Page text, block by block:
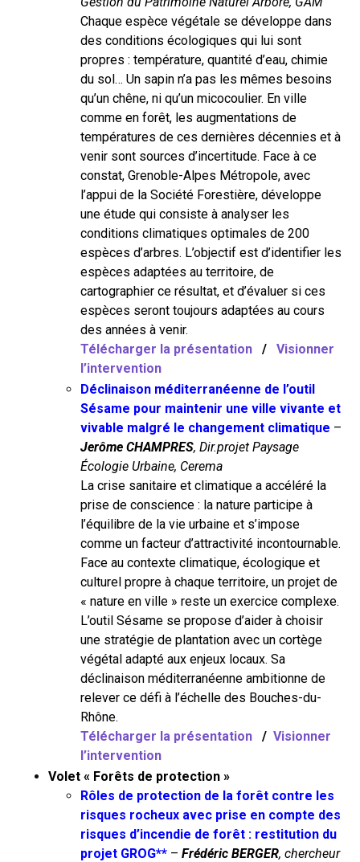
Chaque espèce végétale se développe dans
des conditions écologiques qui lui sont
propres : température, quantité d’eau, chimie
du sol… Un sapin n’a pas les mêmes besoins
qu’un chêne, ni qu’un micocoulier. En ville
comme en forêt, les augmentations de
températures de ces dernières décennies et à
venir sont sources d’incertitude. Face à ce
constat, Grenoble-Alpes Métropole, avec
l’appui de la Société Forestière, développe
une étude qui consiste à analyser les
conditions climatiques optimales de 200
espèces d’arbres. L’objectif est d’identifier les
espèces adaptées au territoire, de
cartographier ce résultat, et d’évaluer si ces
espèces seront toujours adaptées au cours
des années à venir.
Télécharger la présentation /
Visionner
l’intervention
Déclinaison méditerranéenne de l’outil
Sésame pour maintenir une ville vivante et
vivable malgré le changement climatique –
Jerôme CHAMPRES, Dir.projet Paysage
Écologie Urbaine, Cerema
La crise sanitaire et climatique a accéléré la
prise de conscience : la nature participe à
l’équilibre de la vie urbaine et s’impose
comme un facteur d’attractivité incontournable.
Face au contexte climatique, écologique et
culturel propre à chaque territoire, un projet de
« nature en ville » reste un exercice complexe.
L’outil Sésame se propose d’aider à choisir
une stratégie de plantation avec un cortège
végétal adapté aux enjeux locaux. Sa
déclinaison méditerranéenne ambitionne de
relever ce défi à l’échelle des Bouches-du-
Rhône.
Télécharger la présentation / Visionner
l’intervention
Volet « Forêts de protection »
Rôles de protection de la forêt contre les
risques rocheux avec prise en compte des
risques d’incendie de forêt : restitution du
projet GROG** – Frédéric BERGER, chercheur